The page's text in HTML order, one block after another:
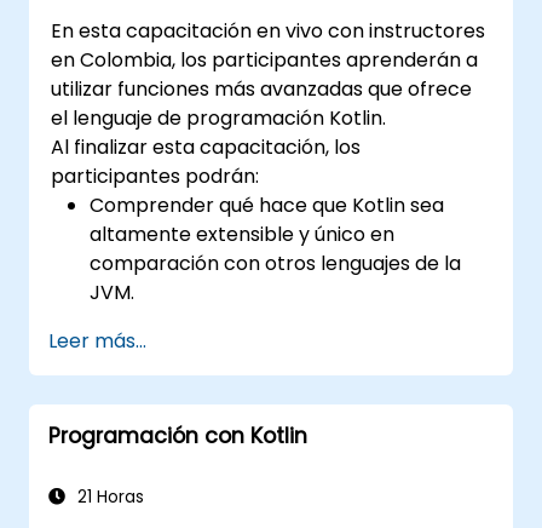
En esta capacitación en vivo con instructores
en Colombia, los participantes aprenderán a
utilizar funciones más avanzadas que ofrece
el lenguaje de programación Kotlin.
Al finalizar esta capacitación, los
participantes podrán:
Comprender qué hace que Kotlin sea
altamente extensible y único en
comparación con otros lenguajes de la
JVM.
Kotlin, incluyendo funciones, clases,
delegación, genéricos,
metaprogramación y programación
asíncrona.
Leer más...
Programación con Kotlin
21 Horas